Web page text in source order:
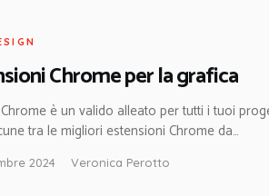
Chrome per la grafica
è un valido alleato per tutti i tuoi
tra le migliori estensioni Chrome da…
2024 Veronica Perotto